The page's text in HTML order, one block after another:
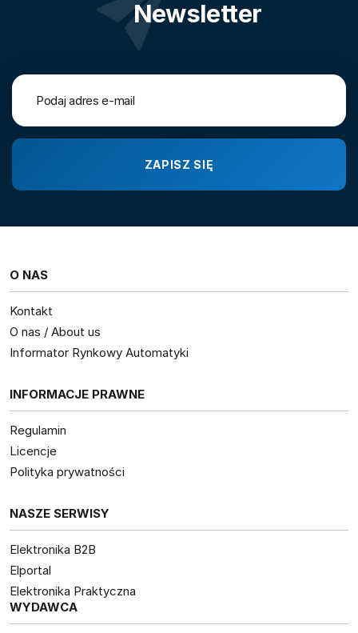
Newsletter
O NAS
Kontakt
O nas / About us
Informator Rynkowy Automatyki
INFORMACJE PRAWNE
Regulamin
Licencje
Polityka prywatności
NASZE SERWISY
Elektronika B2B
Elportal
Elektronika Praktyczna
WYDAWCA